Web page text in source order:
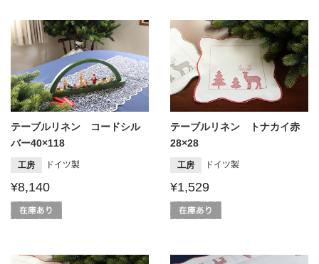
テーブルリネン コードシル
バー40×118
工房 ドイツ製
¥8,140
テーブルリネン トナカイ赤
28×28
工房 ドイツ製
¥1,529